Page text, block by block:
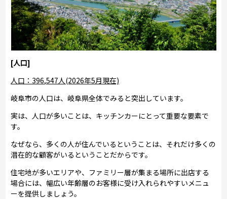
[人口]
人口：396,547人(2026年5月現在)
岐阜市の人口は、岐阜県全体でみると突出しています。
実は、人口が多いことは、キッチンカーにとって重要な要素で
す。
なぜなら、多くの人が住んでいるということは、それだけ多くの
潜在的な顧客がいるということだからです。
住宅地が多いエリアや、ファミリー層が集まる場所に出店する
場合には、幅広い年齢層のお客様に受け入れられやすいメニュ
ーを提供しましょう。